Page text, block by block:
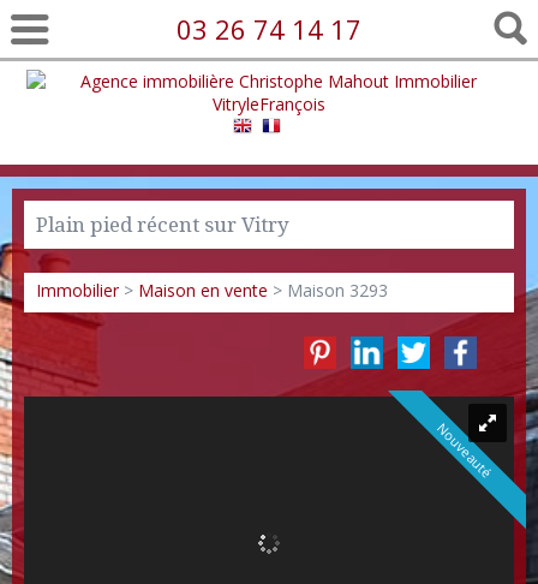
03 26 74 14 17
Plain pied récent sur Vitry
Immobilier> Maison en vente > Maison 3293
Nouveauté